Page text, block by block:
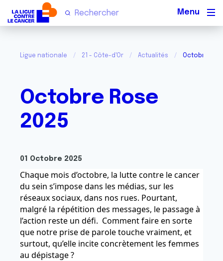
Ligue nationale 21 - Côte-d'Or Actualités Octobre
Octobre Rose
2025
01 Octobre 2025
Chaque mois d’octobre, la lutte contre le cancer
du sein s’impose dans les médias, sur les
réseaux sociaux, dans nos rues. Pourtant,
malgré la répétition des messages, le passage à
l’action reste un défi. Comment faire en sorte
que notre prise de parole touche vraiment, et
surtout, qu’elle incite concrètement les femmes
au dépistage ?